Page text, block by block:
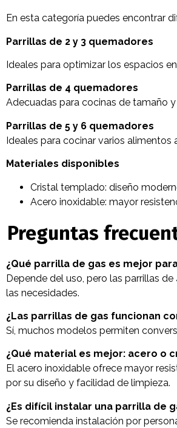
En esta categoría puedes encontrar
Parrillas de 2 y 3 quemadores
Ideales para optimizar los espacios
Parrillas de 4 quemadores
Adecuadas para cocinas de tamaño
Parrillas de 5 y 6 quemadores
Ideales para cocinar varios
Materiales disponibles
Cristal templado: diseño
Acero inoxidable: mayor
Preguntas
¿Qué parrilla de gas es mejor
Depende del uso, pero las parrillas
las necesidades.
¿Las parrillas de gas funcionan
Sí, muchos modelos permiten
¿Qué material es mejor: acero o
El acero inoxidable ofrece mayor
por su diseño y facilidad de limpieza.
¿Es difícil instalar una parrilla de
Se recomienda instalación por